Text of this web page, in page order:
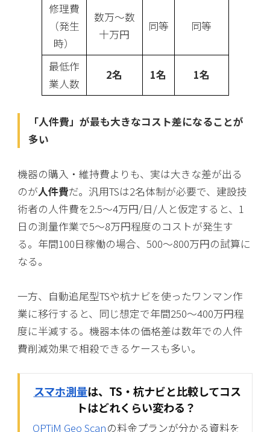
修理費
（発生
時）
数万〜数
十万円
同等 同等
最低作
業人数
2名 1名 1名
「人件費」が最も大きなコスト差になることが
多い
機器の購入・維持費よりも、実は大きな差が出る
のが人件費だ。汎用TSは2名体制が必要で、建設技
術者の人件費を2.5〜4万円/日/人と仮定すると、1
日の測量作業で5〜8万円程度のコストが発生す
る。年間100日稼働の場合、500〜800万円の試算に
なる。
一方、自動追尾型TSや杭ナビを使ったワンマン作
業に移行すると、同じ想定で年間250〜400万円程
度に半減する。機器本体の価格差は数年での人件
費削減効果で相殺できるケースも多い。
スマホ測量は、TS・杭ナビと比較してコス
トはどれくらい変わる？
OPTiM Geo Scanの料金プランが分かる資料を